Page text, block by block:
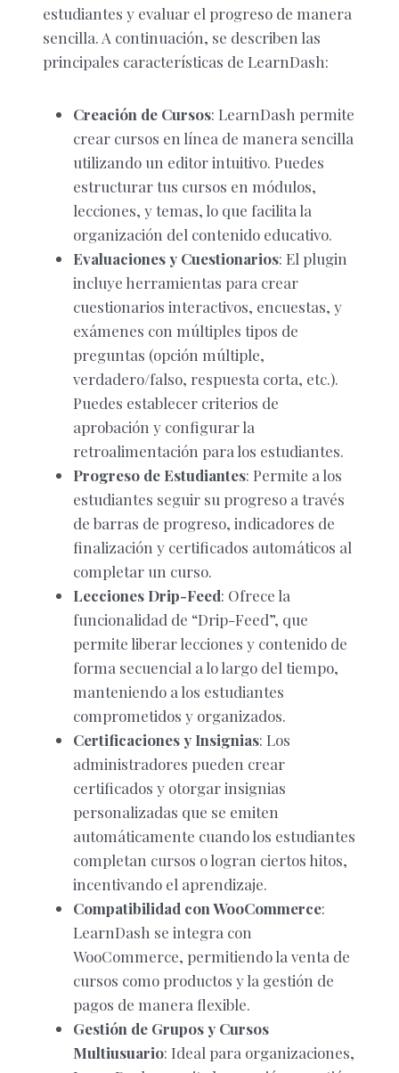
estudiantes y evaluar el progreso de manera
sencilla. A continuación, se describen las
principales características de LearnDash:
Creación de Cursos: LearnDash permite
crear cursos en línea de manera sencilla
utilizando un editor intuitivo. Puedes
estructurar tus cursos en módulos,
lecciones, y temas, lo que facilita la
organización del contenido educativo.
Evaluaciones y Cuestionarios: El plugin
incluye herramientas para crear
cuestionarios interactivos, encuestas, y
exámenes con múltiples tipos de
preguntas (opción múltiple,
verdadero/falso, respuesta corta, etc.).
Puedes establecer criterios de
aprobación y configurar la
retroalimentación para los estudiantes.
Progreso de Estudiantes: Permite a los
estudiantes seguir su progreso a través
de barras de progreso, indicadores de
finalización y certificados automáticos al
completar un curso.
Lecciones Drip-Feed: Ofrece la
funcionalidad de “Drip-Feed”, que
permite liberar lecciones y contenido de
forma secuencial a lo largo del tiempo,
manteniendo a los estudiantes
comprometidos y organizados.
Certificaciones y Insignias: Los
administradores pueden crear
certificados y otorgar insignias
personalizadas que se emiten
automáticamente cuando los estudiantes
completan cursos o logran ciertos hitos,
incentivando el aprendizaje.
Compatibilidad con WooCommerce:
LearnDash se integra con
WooCommerce, permitiendo la venta de
cursos como productos y la gestión de
pagos de manera flexible.
Gestión de Grupos y Cursos
Multiusuario: Ideal para organizaciones,